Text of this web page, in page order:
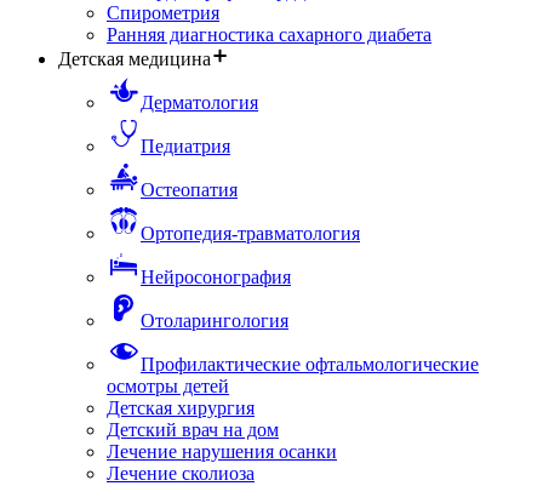
Спирометрия
Ранняя диагностика сахарного диабета
Детская медицина
Дерматология
Педиатрия
Остеопатия
Ортопедия-травматология
Нейросонография
Отоларингология
Профилактические офтальмологические
осмотры детей
Детская хирургия
Детский врач на дом
Лечение нарушения осанки
Лечение сколиоза